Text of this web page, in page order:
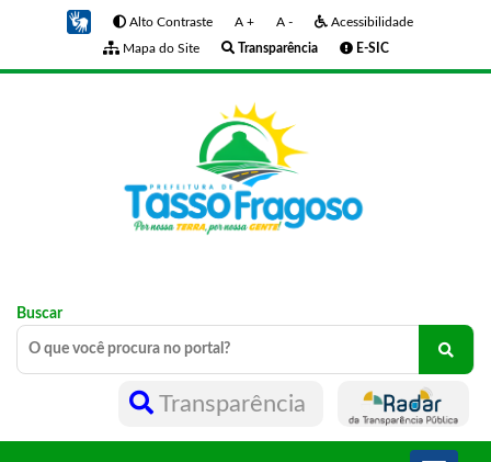
Alto Contraste A + A -
Acessibilidade
Mapa do Site
Transparência E-SIC
Buscar
Transparência